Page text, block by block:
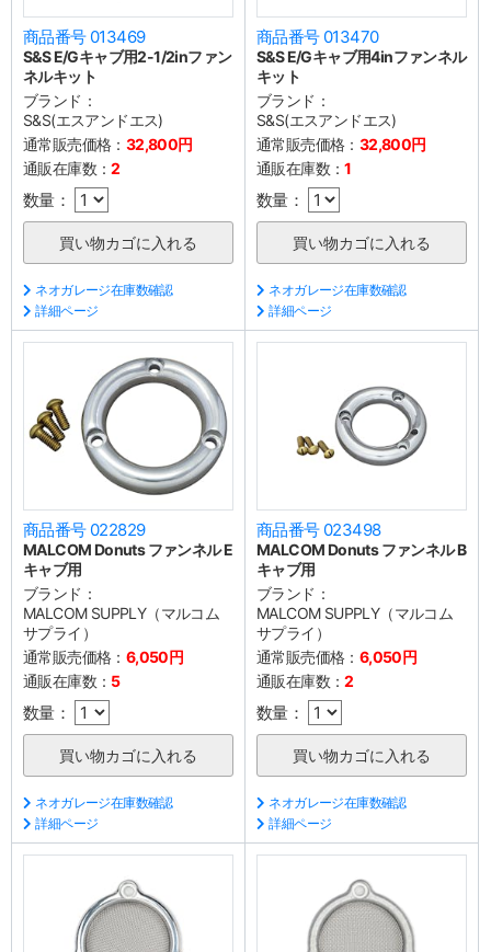
商品番号 013469
S&S E/Gキャブ用2-1/2inファン
ネルキット
ブランド：
S&S(エスアンドエス)
通常販売価格： 32,800円
通販在庫数：2
数量：
ネオガレージ在庫数確認
詳細ページ
商品番号 013470
S&S E/Gキャブ用4inファンネル
キット
ブランド：
S&S(エスアンドエス)
通常販売価格： 32,800円
通販在庫数：1
数量：
ネオガレージ在庫数確認
詳細ページ
商品番号 022829
MALCOM Donuts ファンネル E
キャブ用
ブランド：
MALCOM SUPPLY（マルコム
サプライ）
通常販売価格： 6,050円
通販在庫数： 5
数量：
ネオガレージ在庫数確認
詳細ページ
商品番号 023498
MALCOM Donuts ファンネル B
キャブ用
ブランド：
MALCOM SUPPLY（マルコム
サプライ）
通常販売価格： 6,050円
通販在庫数：2
数量：
ネオガレージ在庫数確認
詳細ページ